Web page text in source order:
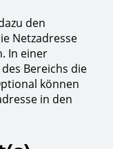
den
Netzadresse
In einer
Bereichs die
können
in den